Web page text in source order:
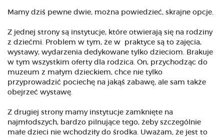
Mamy dziś pewne dwie, można powiedzieć, skrajne opcje.
Z jednej strony są instytucje, które otwierają się na rodziny
z dziećmi. Problem w tym, że w praktyce są to zajęcia,
wystawy, wydarzenia dedykowane tylko dzieciom. Brakuje
w tym wszystkim oferty dla rodzica. On, przychodząc do
muzeum z małym dzieckiem, chce nie tylko
przyprowadzić pociechę na jakąś zabawę, ale sam także
obejrzeć wystawę.
Z drugiej strony mamy instytucje zamknięte na
najmłodszych, bardzo pilnujące tego, żeby szczególnie
małe dzieci nie wchodziły do środka. Uważam, że jest to